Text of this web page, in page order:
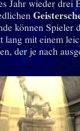
Jahr wiederdrei
können Spieler
lang mit einem
der je nach